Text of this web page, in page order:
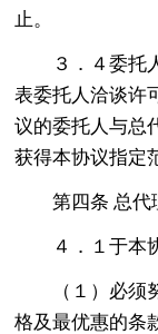
止。
３．４委托
表委托人洽谈许
议的委托人与总
获得本协议指定
第四条 总代
４．１于本
（１）必
格及最优惠的条